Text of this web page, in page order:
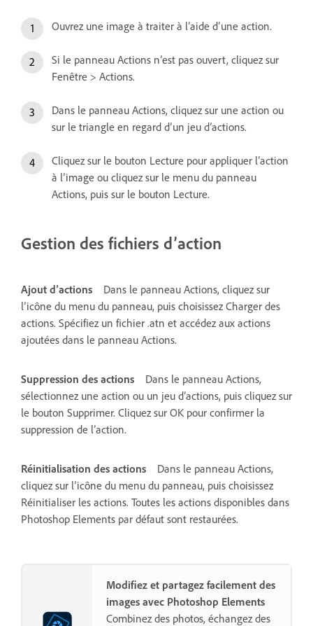
Ouvrez une image à traiter à l’aide d’une action.
Si le panneau Actions n’est pas ouvert, cliquez sur
Fenêtre > Actions.
Dans le panneau Actions, cliquez sur une action ou
sur le triangle en regard d’un jeu d’actions.
Cliquez sur le bouton Lecture pour appliquer l’action
à l’image ou cliquez sur le menu du panneau
Actions, puis sur le bouton Lecture.
Gestion des fichiers d’action
Ajout d’actions
Dans le panneau Actions, cliquez sur
l’icône du menu du panneau, puis choisissez Charger des
actions. Spécifiez un fichier .atn et accédez aux actions
ajoutées dans le panneau Actions.
Suppression des actions
Dans le panneau Actions,
sélectionnez une action ou un jeu d’actions, puis cliquez sur
le bouton Supprimer. Cliquez sur OK pour confirmer la
suppression de l’action.
Réinitialisation des actions
Dans le panneau Actions,
cliquez sur l’icône du menu du panneau, puis choisissez
Réinitialiser les actions. Toutes les actions disponibles dans
Photoshop Elements par défaut sont restaurées.
Modifiez et partagez facilement des
images avec Photoshop Elements
Combinez des photos, échangez des